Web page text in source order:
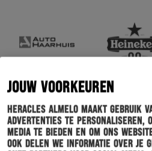
JOUW VOORKEUREN
Heracles Almelo maakt gebruik
advertenties te personaliseren,
media te bieden en om ons
Ook delen we informatie over je